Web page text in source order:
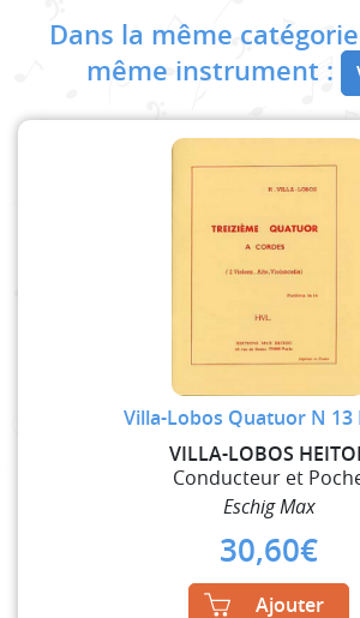
Dans la même
même instrument :
Villa-Lobos Quatuor N 13
VILLA-LOBOS
Conducteur et
Eschig Max
30,60€
Ajouter